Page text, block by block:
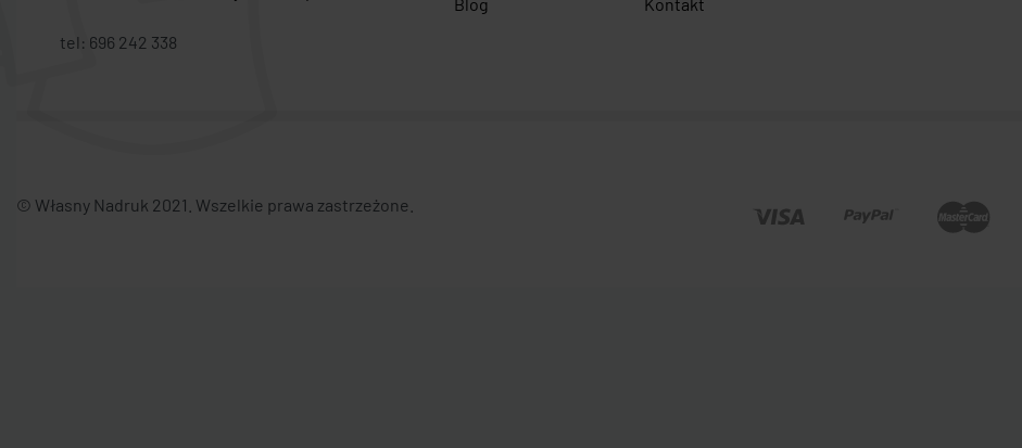
tel: 696 242 338
© Własny Nadruk 2021. Wszelkie prawa zastrzeżone.